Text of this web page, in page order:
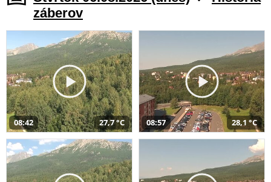
záberov
08:42 27,7 °C 08:57 28,1 °C